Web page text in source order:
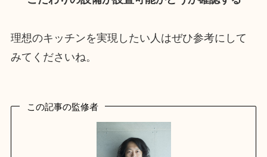
理想のキッチンを実現したい人はぜひ参考にして
みてくださいね。
この記事の監修者